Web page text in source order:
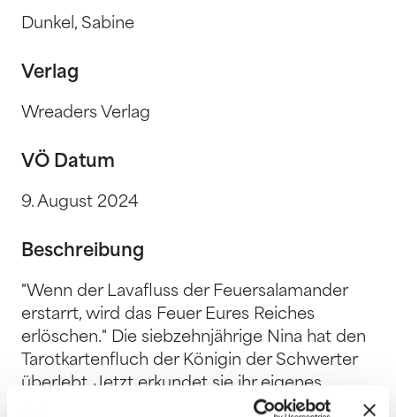
Dunkel, Sabine
Verlag
Wreaders Verlag
VÖ Datum
9. August 2024
Beschreibung
"Wenn der Lavafluss der Feuersalamander
erstarrt, wird das Feuer Eures Reiches
erlöschen." Die siebzehnjährige Nina hat den
Tarotkartenfluch der Königin der Schwerter
überlebt. Jetzt erkundet sie ihr eigenes
Königreich, doch plötzlich wird es dort kälter